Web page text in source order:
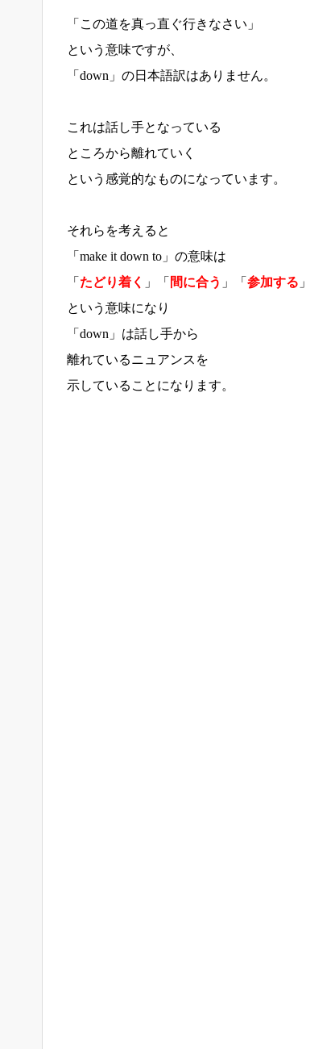
「この道を真っ直ぐ行きなさい」
という意味ですが、
「down」の日本語訳はありません。
これは話し手となっている
ところから離れていく
という感覚的なものになっています。
それらを考えると
「make it down to」の意味は
「 たどり着く 」「 間に合う 」「 参加する 」
という意味になり
「down」は話し手から
離れているニュアンスを
示していることになります。